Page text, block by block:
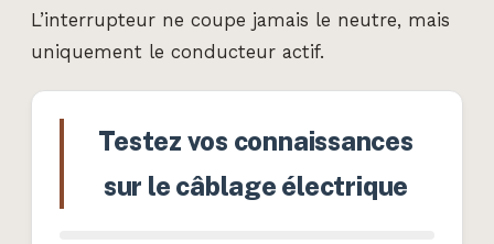
L’interrupteur ne coupe jamais le neutre, mais
uniquement le conducteur actif.
Testez vos connaissances
sur le câblage électrique